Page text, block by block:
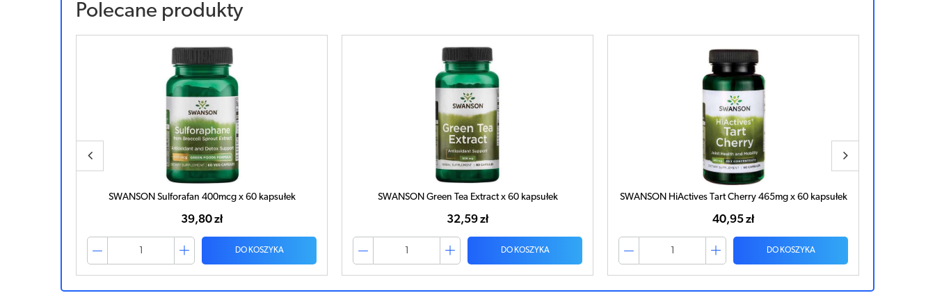
Polecane produkty
SWANSON Sulforafan 400mcg x 60 kapsułek
39,80 zł
DO KOSZYKA
SWANSON Green Tea Extract x 60 kapsułek
32,59 zł
DO KOSZYKA
SWANSON HiActives Tart Cherry 465mg x 60 kapsułek
40,95 zł
DO KOSZYKA